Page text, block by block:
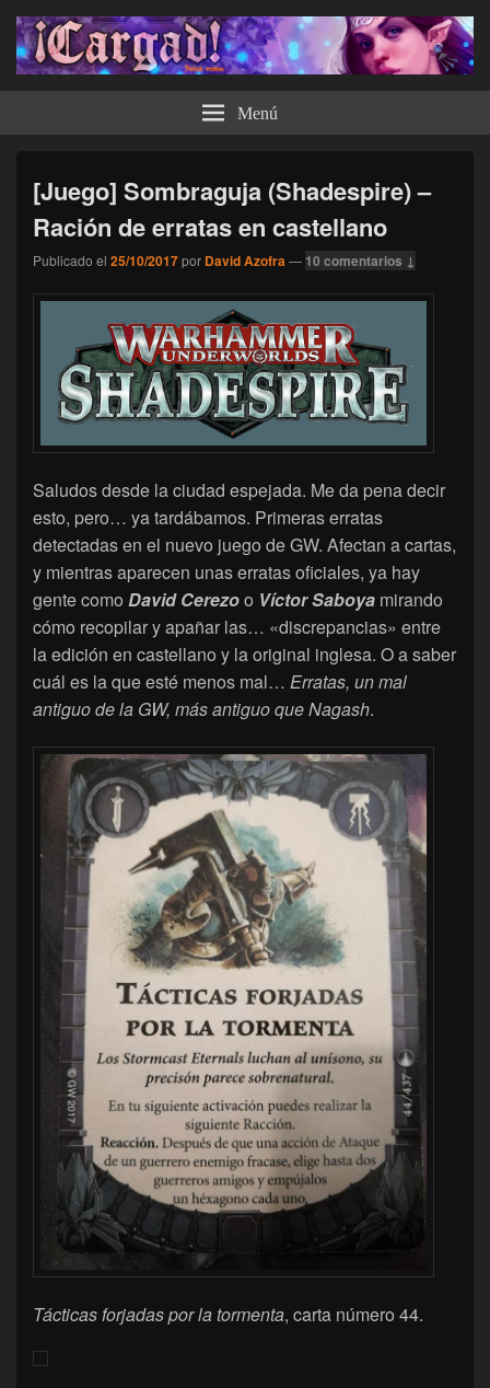
¡Cargad! Menú
[Juego] Sombraguja (Shadespire) –
Ración de erratas en castellano
Publicado el 25/10/2017por David Azofra— 10 comentarios ↓
Saludos desde la ciudad espejada. Me da pena decir
esto, pero… ya tardábamos. Primeras erratas
detectadas en el nuevo juego de GW. Afectan a cartas,
y mientras aparecen unas erratas oficiales, ya hay
gente como David Cerezoo Víctor Saboya mirando
cómo recopilar y apañar las… «discrepancias» entre
la edición en castellano y la original inglesa. O a saber
cuál es la que esté menos mal… Erratas, un mal
antiguo de la GW, más antiguo que Nagash.
Tácticas forjadas por la tormenta, carta número 44.